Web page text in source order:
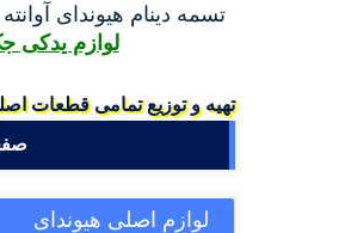
تسمه دینام هیوندای
لوازم یدکی
تهیه و توزیع تمامی قطعات
لوازم اصلی هیوندای